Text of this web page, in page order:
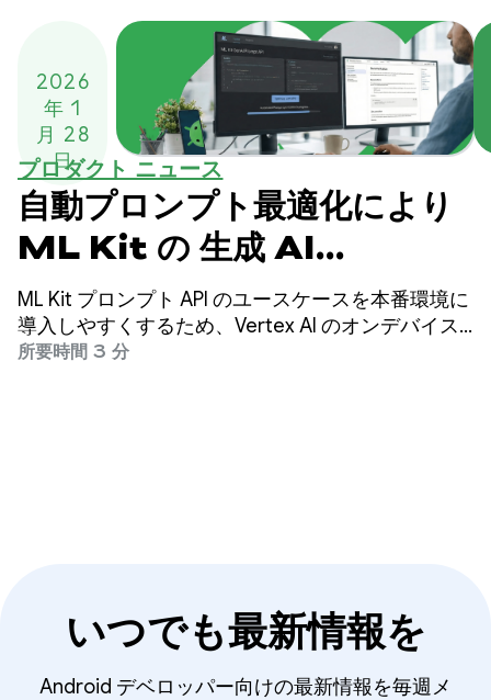
2026
年 1
月 28
日
プロダクト ニュース
自動プロンプト最適化により
ML Kit の 生成 AI
Prompt API の品質が向上
ML Kit プロンプト API のユースケースを本番環境に
導入しやすくするため、Vertex AI のオンデバイス
モデルを対象とした自動プロンプト最適化（APO）
所要時間 3 分
いつでも最新情報を
Android デベロッパー向けの最新情報を毎週メ